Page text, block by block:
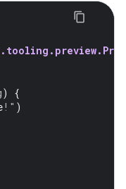
)
{
!" )